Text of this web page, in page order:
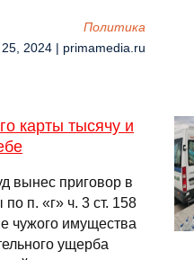
Политика
2024 | primamedia.ru
карты тысячу и
вынес приговор в
п. «г» ч. 3 ст. 158
чужого имущества
ущерба